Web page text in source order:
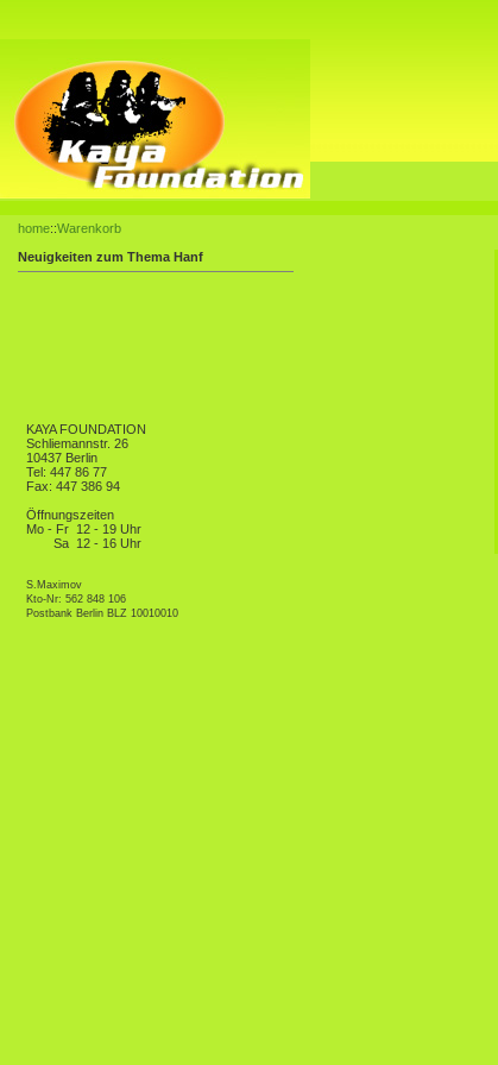
home::Warenkorb
Neuigkeiten zum Thema Hanf
KAYA FOUNDATION
Schliemannstr. 26
10437 Berlin
Tel: 447 86 77
Fax: 447 386 94
Öffnungszeiten
Mo - Fr 12 - 19 Uhr
Sa 12 - 16 Uhr
S.Maximov
Kto-Nr: 562 848 106
Postbank Berlin BLZ 10010010